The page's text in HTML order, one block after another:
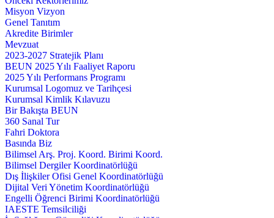
Misyon Vizyon
Genel Tanıtım
Akredite Birimler
Mevzuat
2023-2027 Stratejik Planı
BEUN 2025 Yılı Faaliyet Raporu
2025 Yılı Performans Programı
Kurumsal Logomuz ve Tarihçesi
Kurumsal Kimlik Kılavuzu
Bir Bakışta BEUN
360 Sanal Tur
Fahri Doktora
Basında Biz
Bilimsel Arş. Proj. Koord. Birimi Koord.
Bilimsel Dergiler Koordinatörlüğü
Dış İlişkiler Ofisi Genel Koordinatörlüğü
Dijital Veri Yönetim Koordinatörlüğü
Engelli Öğrenci Birimi Koordinatörlüğü
IAESTE Temsilciliği